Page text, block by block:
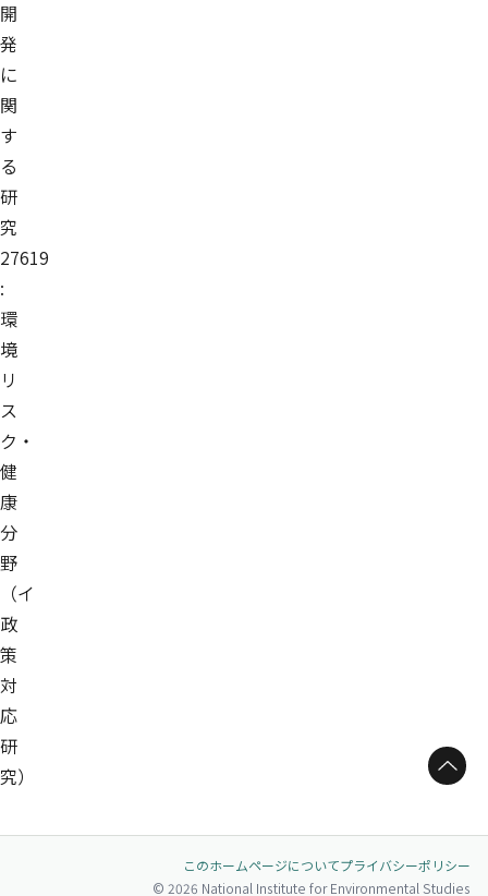
開
発
に
関
す
る
研
究
27619
:
環
境
リ
ス
ク・
健
康
分
野
（イ
政
策
対
応
研
究）
ページトップへ
このホームページについてプライバシーポリシー
© 2026 National Institute for Environmental Studies